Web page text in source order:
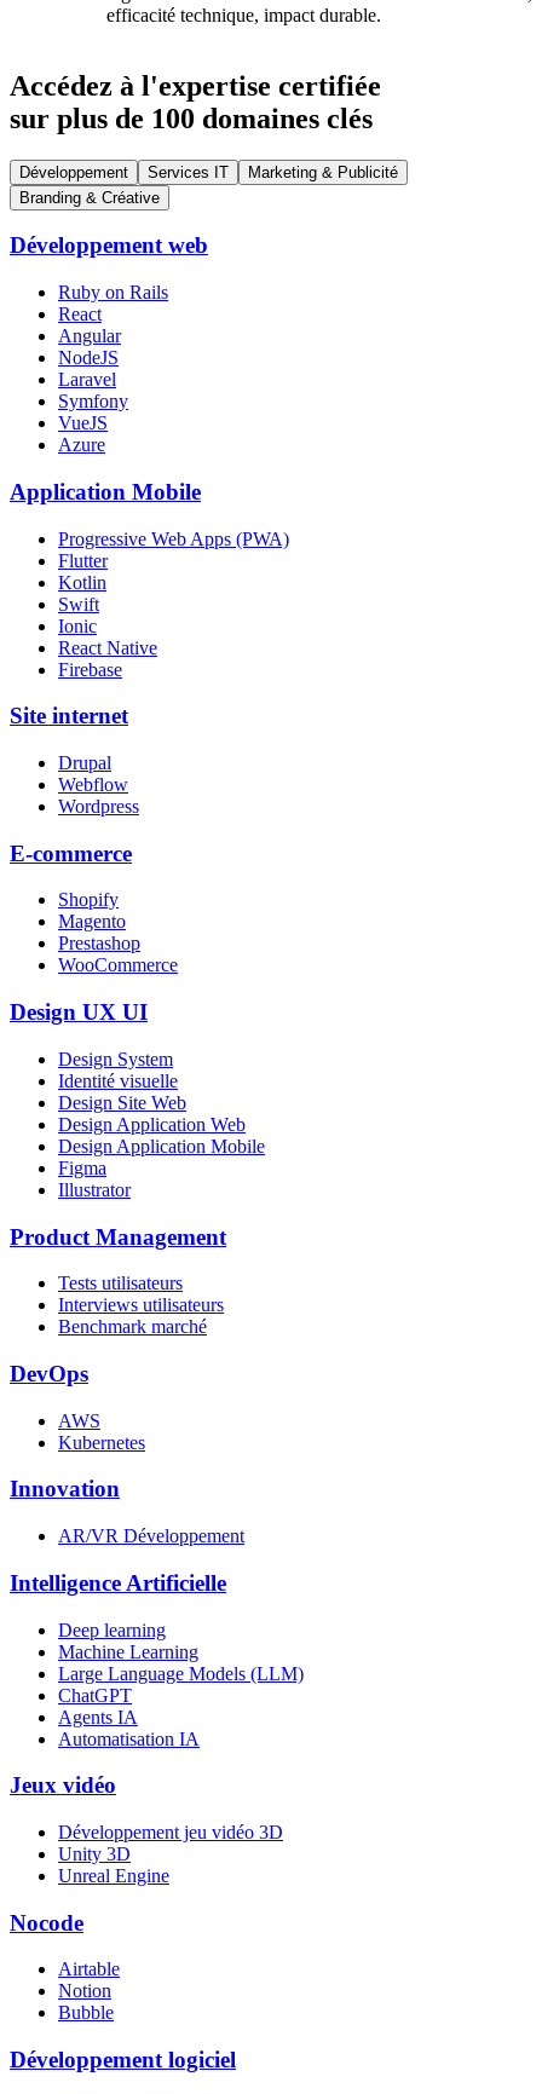
efficacité technique, impact durable.
Accédez à l'expertise certifiée
sur plus de 100 domaines clés
Développement Services IT
Marketing & Publicité
Branding & Créative
Développement web
Ruby on Rails
React
Angular
NodeJS
Laravel
Symfony
VueJS
Azure
Application Mobile
Progressive Web Apps (PWA)
Flutter
Kotlin
Swift
Ionic
React Native
Firebase
Site internet
Drupal
Webflow
Wordpress
E-commerce
Shopify
Magento
Prestashop
WooCommerce
Design UX UI
Design System
Identité visuelle
Design Site Web
Design Application Web
Design Application Mobile
Figma
Illustrator
Product Management
Tests utilisateurs
Interviews utilisateurs
Benchmark marché
DevOps
AWS
Kubernetes
Innovation
AR/VR Développement
Intelligence Artificielle
Deep learning
Machine Learning
Large Language Models (LLM)
ChatGPT
Agents IA
Automatisation IA
Jeux vidéo
Développement jeu vidéo 3D
Unity 3D
Unreal Engine
Nocode
Airtable
Notion
Bubble
Développement logiciel